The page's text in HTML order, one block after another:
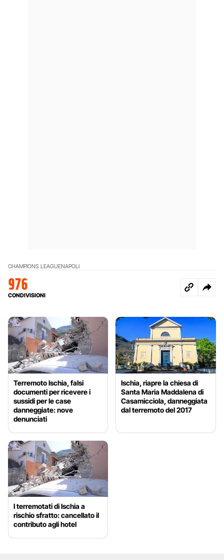
CHAMPIONS LEAGUENAPOLI
976
CONDIVISIONI
Terremoto Ischia, falsi
documenti per ricevere i
sussidi per le case
danneggiate: nove
denunciati
Ischia, riapre la chiesa di
Santa Maria Maddalena di
Casamicciola, danneggiata
dal terremoto del 2017
I terremotati di Ischia a
rischio sfratto: cancellato il
contributo agli hotel